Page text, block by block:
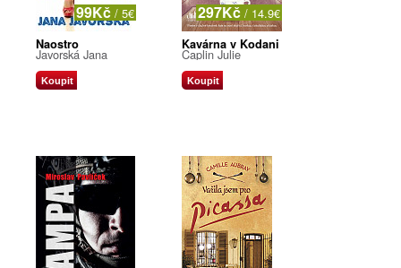
99Kč / 5€
Naostro
Javorská Jana
Koupit
297Kč / 14.9€
Kavárna v Kodani
Caplin Julie
Koupit